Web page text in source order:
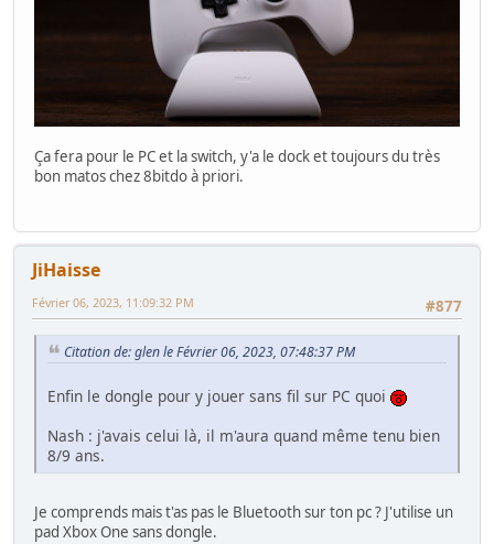
Ça fera pour le PC et la switch, y'a le dock et toujours du très
bon matos chez 8bitdo à priori.
JiHaisse
#877
Février 06, 2023, 11:09:32 PM
Citation de: glen le Février 06, 2023, 07:48:37 PM
Enfin le dongle pour y jouer sans fil sur PC quoi
Nash : j'avais celui là, il m'aura quand même tenu bien
8/9 ans.
Je comprends mais t'as pas le Bluetooth sur ton pc ? J'utilise un
pad Xbox One sans dongle.